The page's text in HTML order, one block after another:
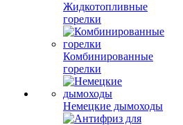
Жидкотопливные
горелки
Комбинированные
горелки
Немецкие дымоходы